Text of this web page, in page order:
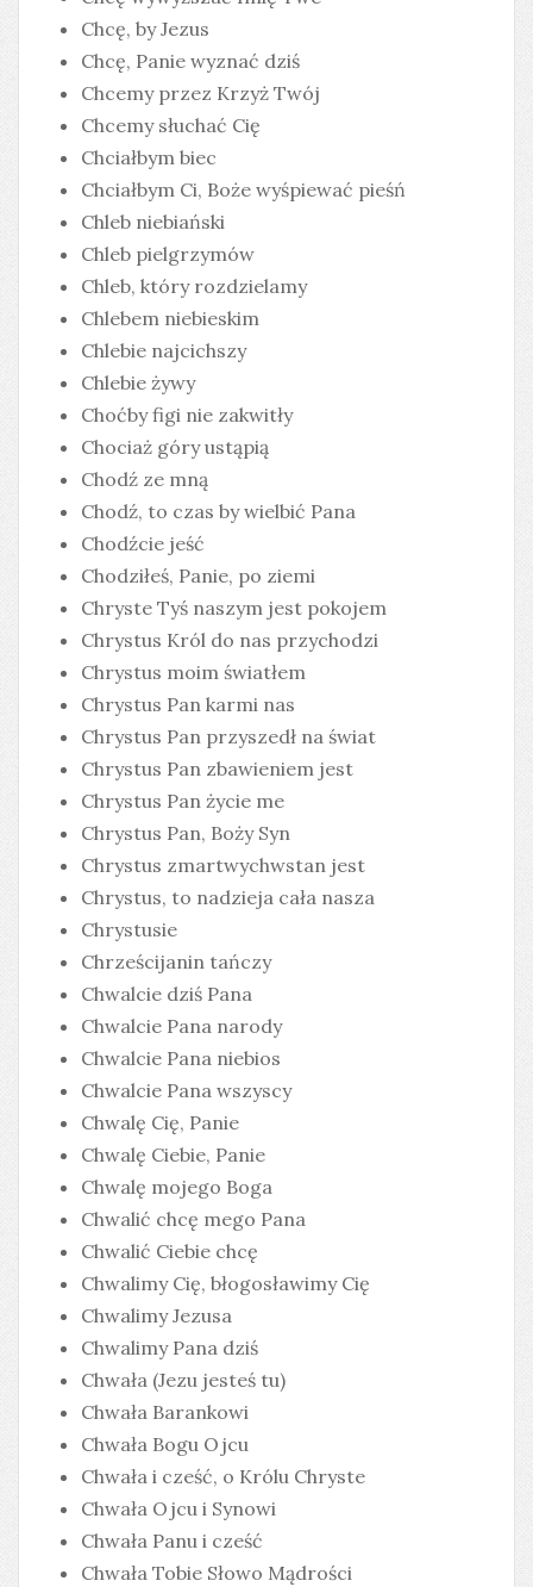
Chcę, by Jezus
Chcę, Panie wyznać dziś
Chcemy przez Krzyż Twój
Chcemy słuchać Cię
Chciałbym biec
Chciałbym Ci, Boże wyśpiewać pieśń
Chleb niebiański
Chleb pielgrzymów
Chleb, który rozdzielamy
Chlebem niebieskim
Chlebie najcichszy
Chlebie żywy
Choćby figi nie zakwitły
Chociaż góry ustąpią
Chodź ze mną
Chodź, to czas by wielbić Pana
Chodźcie jeść
Chodziłeś, Panie, po ziemi
Chryste Tyś naszym jest pokojem
Chrystus Król do nas przychodzi
Chrystus moim światłem
Chrystus Pan karmi nas
Chrystus Pan przyszedł na świat
Chrystus Pan zbawieniem jest
Chrystus Pan życie me
Chrystus Pan, Boży Syn
Chrystus zmartwychwstan jest
Chrystus, to nadzieja cała nasza
Chrystusie
Chrześcijanin tańczy
Chwalcie dziś Pana
Chwalcie Pana narody
Chwalcie Pana niebios
Chwalcie Pana wszyscy
Chwalę Cię, Panie
Chwalę Ciebie, Panie
Chwalę mojego Boga
Chwalić chcę mego Pana
Chwalić Ciebie chcę
Chwalimy Cię, błogosławimy Cię
Chwalimy Jezusa
Chwalimy Pana dziś
Chwała (Jezu jesteś tu)
Chwała Barankowi
Chwała Bogu Ojcu
Chwała i cześć, o Królu Chryste
Chwała Ojcu i Synowi
Chwała Panu i cześć
Chwała Tobie Słowo Mądrości